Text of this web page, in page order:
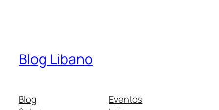
Blog Libano
Blog
Eventos